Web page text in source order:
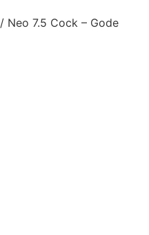
/ Neo 7.5 Cock – Gode